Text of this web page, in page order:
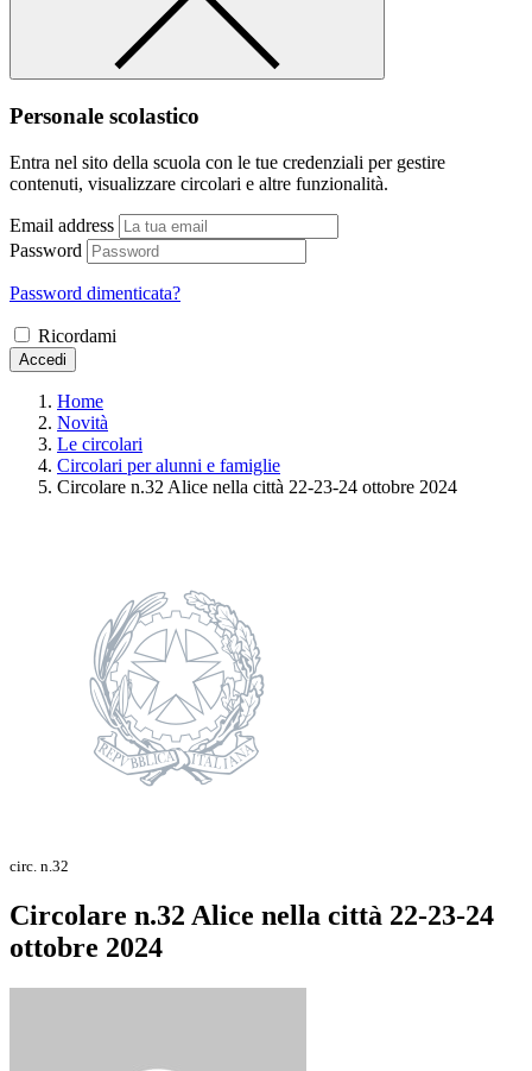
Personale scolastico
Entra nel sito della scuola con le tue credenziali per gestire
contenuti, visualizzare circolari e altre funzionalità.
Email address
Password
Password dimenticata?
Ricordami
Accedi
Home
Novità
Le circolari
Circolari per alunni e famiglie
Circolare n.32 Alice nella città 22-23-24 ottobre 2024
circ. n.32
Circolare n.32 Alice nella città 22-23-24
ottobre 2024